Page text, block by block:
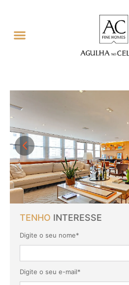
TENHO INTERESSE
Digite o seu nome*
Digite o seu e-mail*